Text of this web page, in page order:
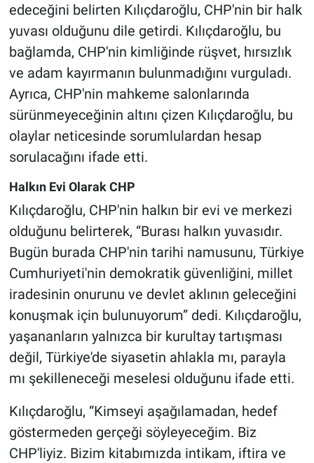
edeceğini belirten Kılıçdaroğlu, CHP'nin bir halk
yuvası olduğunu dile getirdi. Kılıçdaroğlu, bu
bağlamda, CHP'nin kimliğinde rüşvet, hırsızlık
ve adam kayırmanın bulunmadığını vurguladı.
Ayrıca, CHP'nin mahkeme salonlarında
sürünmeyeceğinin altını çizen Kılıçdaroğlu, bu
olaylar neticesinde sorumlulardan hesap
sorulacağını ifade etti.
Halkın Evi Olarak CHP
Kılıçdaroğlu, CHP'nin halkın bir evi ve merkezi
olduğunu belirterek, “Burası halkın yuvasıdır.
Bugün burada CHP'nin tarihi namusunu, Türkiye
Cumhuriyeti'nin demokratik güvenliğini, millet
iradesinin onurunu ve devlet aklının geleceğini
konuşmak için bulunuyorum” dedi. Kılıçdaroğlu,
yaşananların yalnızca bir kurultay tartışması
değil, Türkiye'de siyasetin ahlakla mı, parayla
mı şekilleneceği meselesi olduğunu ifade etti.
Kılıçdaroğlu, “Kimseyi aşağılamadan, hedef
göstermeden gerçeği söyleyeceğim. Biz
CHP'liyiz. Bizim kitabımızda intikam, iftira ve